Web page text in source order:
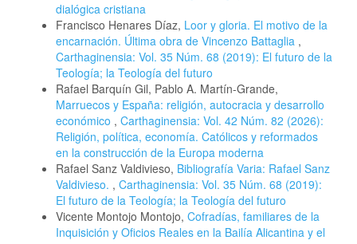
dialógica cristiana
Francisco Henares Díaz, Loor y gloria. El motivo de la
encarnación. Última obra de Vincenzo Battaglia ,
Carthaginensia: Vol. 35 Núm. 68 (2019): El futuro de la
Teología; la Teología del futuro
Rafael Barquín Gil, Pablo A. Martín-Grande,
Marruecos y España: religión, autocracia y desarrollo
económico , Carthaginensia: Vol. 42 Núm. 82 (2026):
Religión, política, economía. Católicos y reformados
en la construcción de la Europa moderna
Rafael Sanz Valdivieso, Bibliografía Varia: Rafael Sanz
Valdivieso. , Carthaginensia: Vol. 35 Núm. 68 (2019):
El futuro de la Teología; la Teología del futuro
Vicente Montojo Montojo, Cofradías, familiares de la
Inquisición y Oficios Reales en la Bailía Alicantina y el